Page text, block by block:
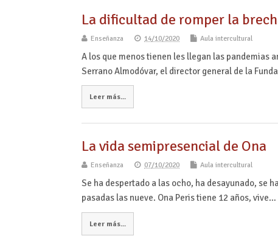
La dificultad de romper la
Enseñanza 14/10/2020 Aula intercultural
A los que menos tienen les llegan las pandemias
Serrano Almodóvar, el director general de la
Leer más...
La vida semipresencial de Ona
Enseñanza 07/10/2020 Aula intercultural
Se ha despertado a las ocho, ha desayunado, se
pasadas las nueve. Ona Peris tiene 12 años, vive…
Leer más...